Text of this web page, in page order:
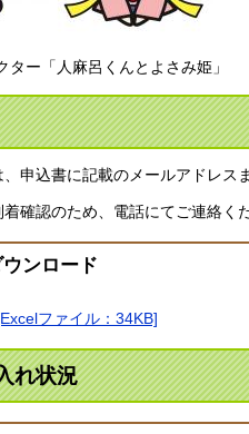
ター「人麻呂くんとよさみ姫」
申込書に記載のメールアドレス
確認のため、電話にてご連絡く
ンロード
ファイル：34KB]
れ状況